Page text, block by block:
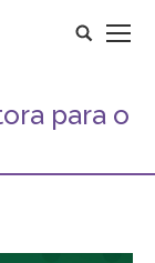
Search:
para o